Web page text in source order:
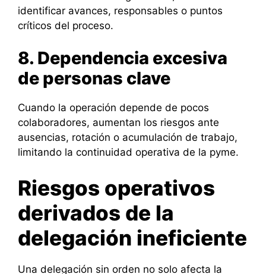
identificar avances, responsables o puntos
críticos del proceso.
8. Dependencia excesiva
de personas clave
Cuando la operación depende de pocos
colaboradores, aumentan los riesgos ante
ausencias, rotación o acumulación de trabajo,
limitando la continuidad operativa de la pyme.
Riesgos operativos
derivados de la
delegación ineficiente
Una delegación sin orden no solo afecta la